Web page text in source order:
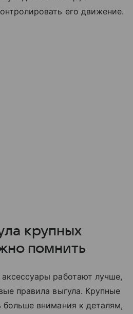
его движение.
крупных
помнить
работают лучше,
правила выгула. Крупные
внимания к деталям,